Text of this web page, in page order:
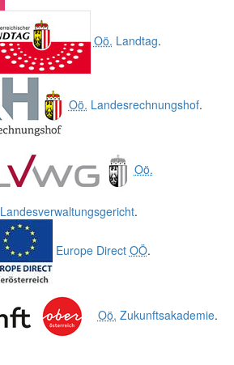
Oö. Landtag.
Oö. Landesrechnungshof.
Oö.
Landesverwaltungsgericht.
Europe Direct OÖ.
Oö. Zukunftsakademie.